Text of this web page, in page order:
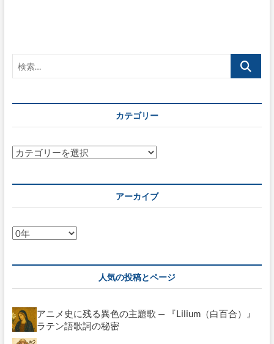
し
時
の
石
索…
カテゴリー
カ
ー
アーカイブ
ア
ブ
人気の投稿とページ
アニメ史に残る異色の主題歌 — 『Lilium（白百合）』
ラテン語歌詞の秘密